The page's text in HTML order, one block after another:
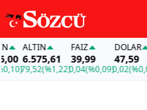
ALTIN
6.575,61
79,52(%1,22)
FAİZ
39,99
0,04(%0,09)
DOLAR
47,59
0,02(%0,05)